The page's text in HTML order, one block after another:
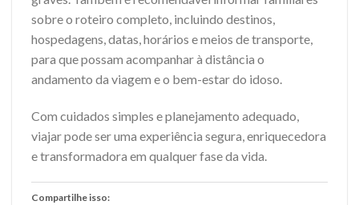
sobre o roteiro completo, incluindo destinos,
hospedagens, datas, horários e meios de transporte,
para que possam acompanhar à distância o
andamento da viagem e o bem-estar do idoso.
Com cuidados simples e planejamento adequado,
viajar pode ser uma experiência segura, enriquecedora
e transformadora em qualquer fase da vida.
Compartilhe isso: